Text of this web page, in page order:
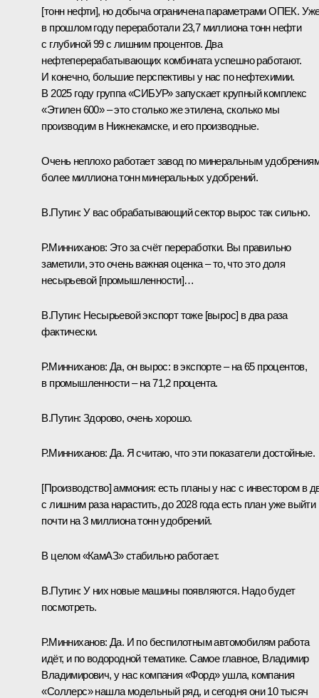
[тонн нефти], но добыча ограничена параметрами ОПЕК.
в прошлом году переработали 23,7 миллиона тонн нефти
с глубиной 99 с лишним процентов. Два
нефтеперерабатывающих комбината успешно работают.
И конечно, большие перспективы у нас по нефтехимии.
В 2025 году группа «СИБУР» запускает крупный комплекс
«Этилен 600» – это столько же этилена, сколько мы
производим в Нижнекамске, и его производные.
Очень неплохо работает завод по минеральным
более миллиона тонн минеральных удобрений.
В.Путин: У вас обрабатывающий сектор вырос так сильно.
Р.Минниханов: Это за счёт переработки. Вы правильно
заметили, это очень важная оценка – то, что это доля
несырьевой [промышленности]…
В.Путин: Несырьевой экспорт тоже [вырос] в два раза
фактически.
Р.Минниханов: Да, он вырос: в экспорте – на 65 процентов,
в промышленности – на 71,2 процента.
В.Путин: Здорово, очень хорошо.
Р.Минниханов: Да. Я считаю, что эти показатели достойные.
[Производство] аммония: есть планы у нас с инвестором в
с лишним раза нарастить, до 2028 года есть план уже выйти
почти на 3 миллиона тонн удобрений.
В целом «КамАЗ» стабильно работает.
В.Путин: У них новые машины появляются. Надо будет
посмотреть.
Р.Минниханов: Да. И по беспилотным автомобилям работа
идёт, и по водородной тематике. Самое главное, Владимир
Владимирович, у нас компания «Форд» ушла, компания
«Соллерс» нашла модельный ряд, и сегодня они 10 тысяч